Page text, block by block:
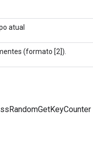
atual
(formato [2]).